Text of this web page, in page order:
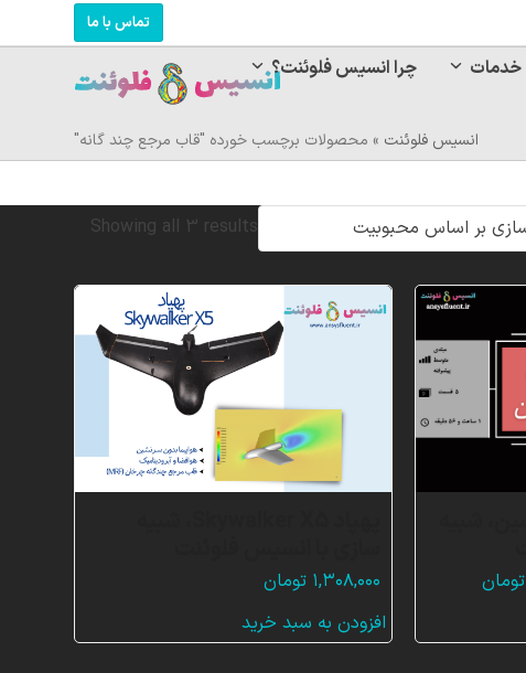
تماس با ما
چرا انسیس فلوئنت؟ خدمات
انسیس فلوئنت » محصولات برچسب خورده "قاب مرجع چند گانه"
Showing all 3 results
Sorted
تومانقیمت
۱,۳۰۸,۰۰۰ تومان
افزودن به سبد خرید